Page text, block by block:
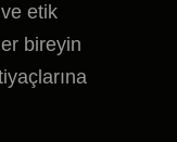
etik
bireyin